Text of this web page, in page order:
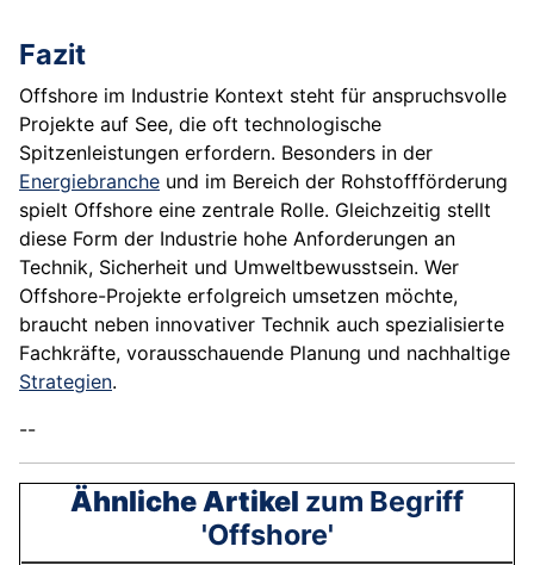
Fazit
Offshore im Industrie Kontext steht für anspruchsvolle
Projekte auf See, die oft technologische
Spitzenleistungen erfordern. Besonders in der
Energiebranche und im Bereich der Rohstoffförderung
spielt Offshore eine zentrale Rolle. Gleichzeitig stellt
diese Form der Industrie hohe Anforderungen an
Technik, Sicherheit und Umweltbewusstsein. Wer
Offshore-Projekte erfolgreich umsetzen möchte,
braucht neben innovativer Technik auch spezialisierte
Fachkräfte, vorausschauende Planung und nachhaltige
Strategien.
--
Ähnliche Artikel zum Begriff
'Offshore'